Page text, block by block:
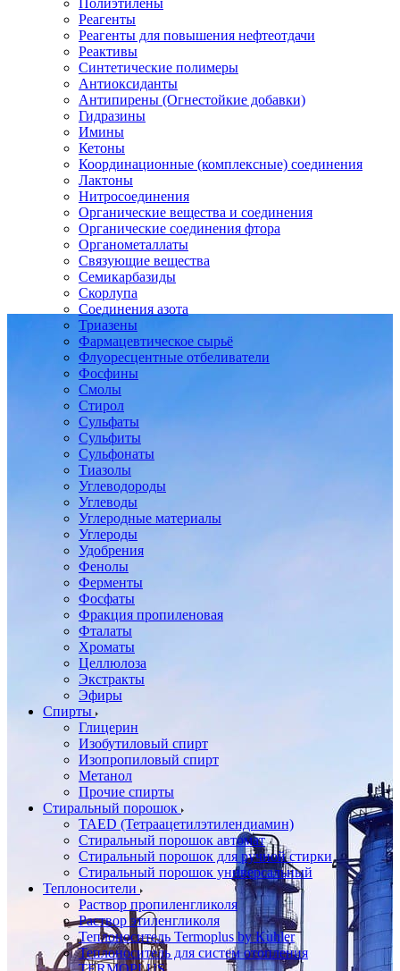
Полиэтилены
Реагенты
Реагенты для повышения нефтеотдачи
Реактивы
Синтетические полимеры
Антиоксиданты
Антипирены (Огнестойкие добавки)
Гидразины
Имины
Кетоны
Координационные (комплексные) соединения
Лактоны
Нитросоединения
Органические вещества и соединения
Органические соединения фтора
Органометаллаты
Связующие вещества
Семикарбазиды
Скорлупа
Соединения азота
Триазены
Фармацевтическое сырьё
Флуоресцентные отбеливатели
Фосфины
Смолы
Стирол
Сульфаты
Сульфиты
Сульфонаты
Тиазолы
Углеводороды
Углеводы
Углеродные материалы
Углероды
Удобрения
Фенолы
Ферменты
Фосфаты
Фракция пропиленовая
Фталаты
Хроматы
Целлюлоза
Экстракты
Эфиры
Спирты
Глицерин
Изобутиловый спирт
Изопропиловый спирт
Метанол
Прочие спирты
Стиральный порошок
TAED (Тетраацетилэтилендиамин)
Стиральный порошок автомат
Стиральный порошок для ручной стирки
Стиральный порошок универсальный
Теплоносители
Раствор пропиленгликоля
Раствор этиленгликоля
Теплоноситель Termoplus by Kuhler
Теплоноситель для систем отопления